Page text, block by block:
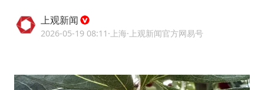
白海豚在海上打了个结
方桃子代言广告视频已下架
上观新闻
2026-05-19 08:11 ·上海·上观新闻官方网易号